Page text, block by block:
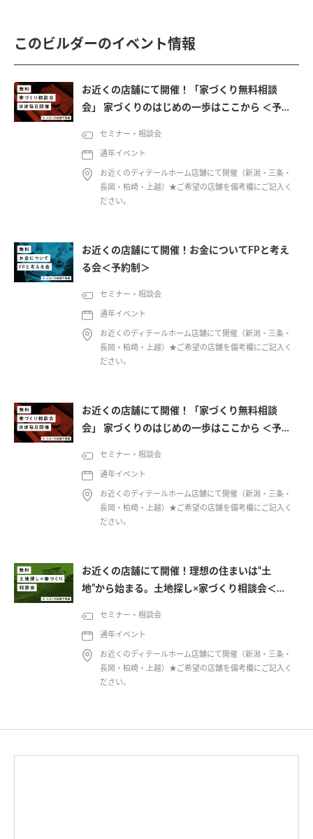
このビルダーのイベント情報
お近くの店舗にて開催！「家づくり無料相談
会」 家づくりのはじめの一歩はここから ＜予約
セミナー・相談会
通年イベント
お近くのディテールホーム店舗にて開催（新潟・三条・
長岡・柏崎・上越）★ご希望の店舗を備考欄にご記入く
ださい。
お近くの店舗にて開催！お金についてFPと考え
る会＜予約制＞
セミナー・相談会
通年イベント
お近くのディテールホーム店舗にて開催（新潟・三条・
長岡・柏崎・上越）★ご希望の店舗を備考欄にご記入く
ださい。
お近くの店舗にて開催！「家づくり無料相談
会」 家づくりのはじめの一歩はここから ＜予約
セミナー・相談会
通年イベント
お近くのディテールホーム店舗にて開催（新潟・三条・
長岡・柏崎・上越）★ご希望の店舗を備考欄にご記入く
ださい。
お近くの店舗にて開催！理想の住まいは“土
地”から始まる。土地探し×家づくり相談会＜予
セミナー・相談会
通年イベント
お近くのディテールホーム店舗にて開催（新潟・三条・
長岡・柏崎・上越）★ご希望の店舗を備考欄にご記入く
ださい。